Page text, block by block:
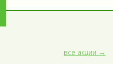
все акции